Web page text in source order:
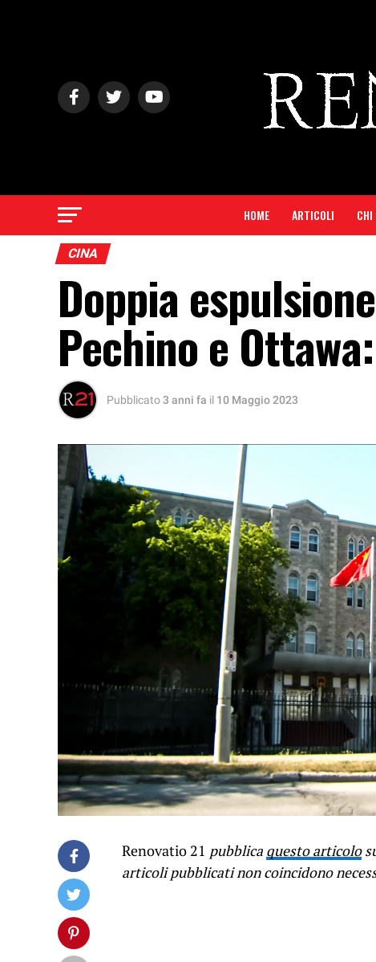
HOME ARTICOLI CHI
CINA
Doppia
Pechino e
Pubblicato3 anni fa il 10 Maggio 2023
Renovatio 21 pubblica questo articolo
articoli pubblicati non coincidono